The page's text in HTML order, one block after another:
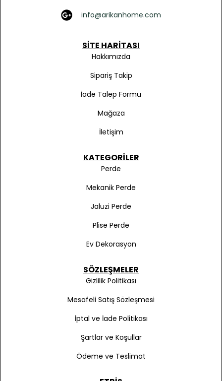
info@arikanhome.com
SITE HARITASI
Hakkımızda
Sipariş Takip
İade Talep Formu
Mağaza
İletişim
KATEGORILER
Perde
Mekanik Perde
Jaluzi Perde
Plise Perde
Ev Dekorasyon
SÖZLEŞMELER
Gizlilik Politikası
Mesafeli Satış Sözleşmesi
İptal ve İade Politikası
Şartlar ve Koşullar
Ödeme ve Teslimat